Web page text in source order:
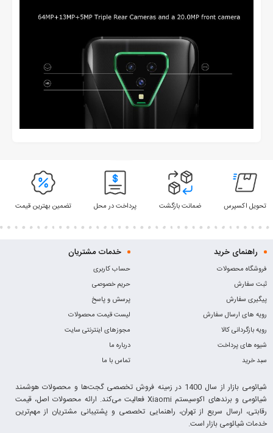
تحویل اکسپرس ضمانت بازگشت پرداخت در محل تضمین بهترین قیمت
راهنمای خرید
فروشگاه محصولات
ثبت سفارش
پیگیری سفارش
رویه های ارسال سفارش
رویه بازگردانی کالا
شیوه های پرداخت
سبد خرید
خدمات مشتریان
حساب کاربری
حریم خصوصی
پرسش و پاسخ
لیست قیمت محصولات
مجوزهای اینترنتی سایت
درباره ما
تماس با ما
شیائومی بازار از سال 1400 در زمینه فروش تخصصی گجت‌ها و محصولات هوشمند
شیائومی و برندهای اکوسیستم Xiaomi فعالیت می‌کند. ارائه محصولات اصل، قیمت
رقابتی، ارسال سریع از تهران، راهنمایی تخصصی و پشتیبانی مشتریان از مهم‌ترین
خدمات شیائومی بازار است.